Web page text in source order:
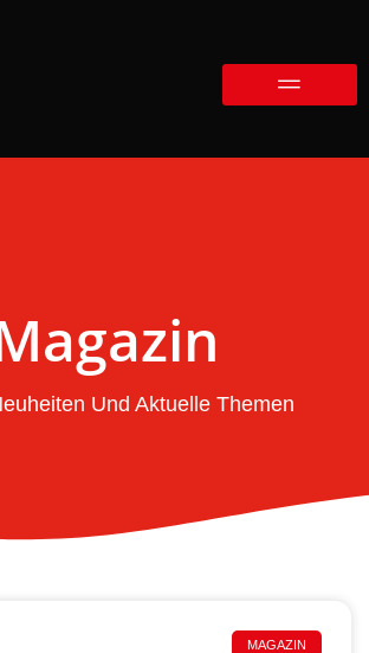
Und Aktuelle Themen
MAGAZIN